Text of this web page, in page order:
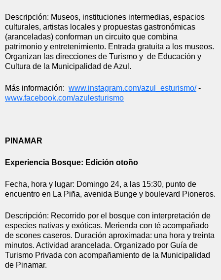
Descripción: Museos, instituciones intermedias, espacios
culturales, artistas locales y propuestas gastronómicas
(aranceladas) conforman un circuito que combina
patrimonio y entretenimiento. Entrada gratuita a los museos.
Organizan las direcciones de Turismo y  de Educación y
Cultura de la Municipalidad de Azul.
Más información: www.instagram.com/azul_ esturismo/
www.facebook.com/azulesturismo
PINAMAR
Experiencia Bosque: Edición otoño
Fecha, hora y lugar: Domingo 24, a las 15:30, punto de
encuentro en La Piña, avenida Bunge y boulevard Pioneros.
Descripción: Recorrido por el bosque con interpretación de
especies nativas y exóticas. Merienda con té acompañado
de scones caseros. Duración aproximada: una hora y treinta
minutos. Actividad arancelada. Organizado por Guía de
Turismo Privada con acompañamiento de la Municipalidad
de Pinamar.